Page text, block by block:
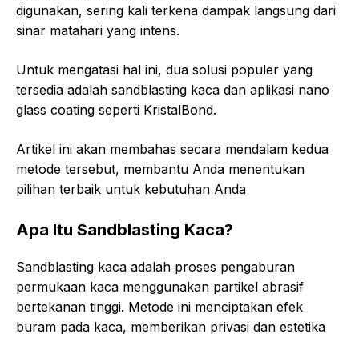
digunakan, sering kali terkena dampak langsung dari
sinar matahari yang intens.
Untuk mengatasi hal ini, dua solusi populer yang
tersedia adalah sandblasting kaca dan aplikasi nano
glass coating seperti KristalBond.
Artikel ini akan membahas secara mendalam kedua
metode tersebut, membantu Anda menentukan
pilihan terbaik untuk kebutuhan Anda
Apa Itu Sandblasting Kaca?
Sandblasting kaca adalah proses pengaburan
permukaan kaca menggunakan partikel abrasif
bertekanan tinggi. Metode ini menciptakan efek
buram pada kaca, memberikan privasi dan estetika